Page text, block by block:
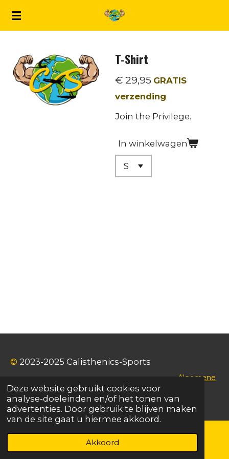
Deze website gebruikt cookies voor
analyse-doeleinden en/of het tonen van
advertenties. Door gebruik te blijven maken
van de site gaat u hiermee akkoord.
Akkoord
Ga
hoofdinhoud
T-Shirt
€ 29,95 GRATIS
verzending
Join the Privilege.
In winkelwagen
© 2023-2025 Calisthenics-Sports
Algemene
voorwaarden